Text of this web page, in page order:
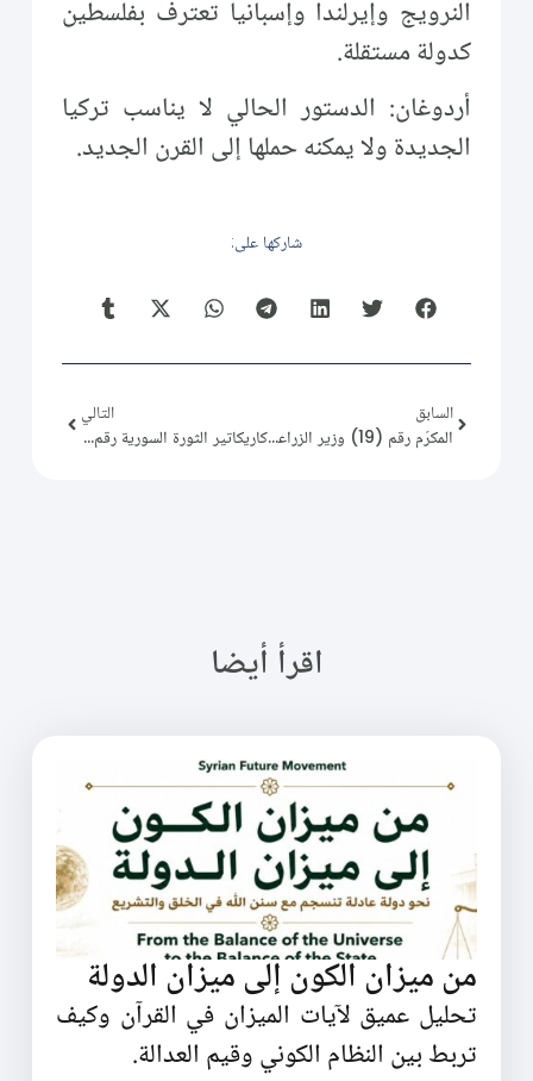
النرويج وإيرلندا وإسبانيا تعترف بفلسطين
كدولة مستقلة.
أردوغان: الدستور الحالي لا يناسب تركيا
الجديدة ولا يمكنه حملها إلى القرن الجديد.
شاركها على:
السابق
المكرّم رقم (19) وزير الزراعة ومحافظ حماة ووزير الدفاع "أسعد مصطفى".
التالي
كاريكاتير الثورة السورية رقم (17)
اقرأ أيضا
من ميزان الكون إلى ميزان الدولة
تحليل عميق لآيات الميزان في القرآن وكيف
تربط بين النظام الكوني وقيم العدالة.